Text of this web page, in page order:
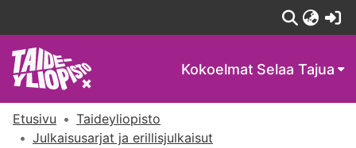
Kokoelmat Selaa Tajua
Etusivu
Taideyliopisto
Julkaisusarjat ja erillisjulkaisut